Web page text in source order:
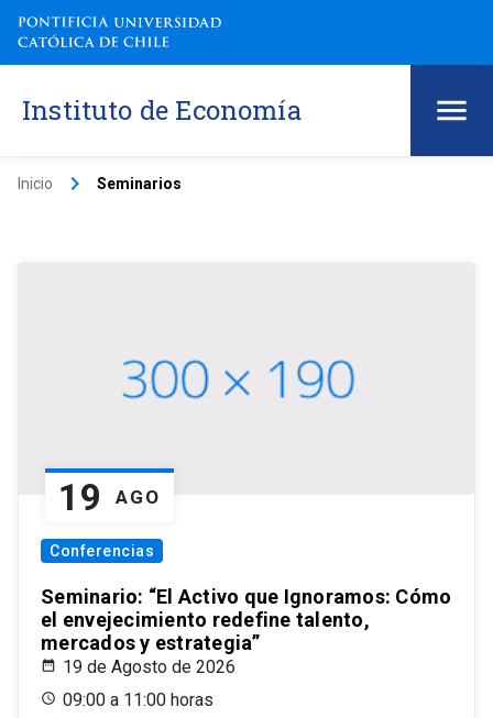
Instituto de Economía
Inicio keyboard_arrow_right Seminarios
19 AGO
Conferencias
Seminario: “El Activo que Ignoramos: Cómo
el envejecimiento redefine talento,
mercados y estrategia”
19 de Agosto de 2026
09:00 a 11:00 horas